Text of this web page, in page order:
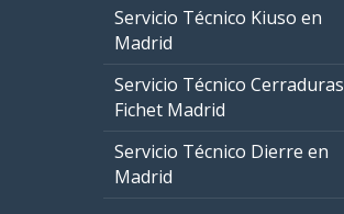
Servicio Técnico Kiuso en
Madrid
Servicio Técnico Cerraduras
Fichet Madrid
Servicio Técnico Dierre en
Madrid